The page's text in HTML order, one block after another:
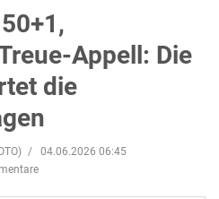
Appell: Die
die
04.06.2026 06:45